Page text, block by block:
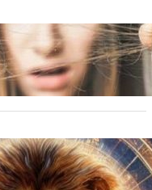
de proteine:
tale
de
Zodii în 2026